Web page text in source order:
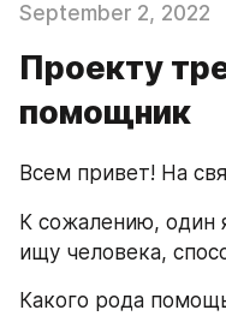
September 2, 2022
Проекту
помощник
Всем привет! На
К сожалению, один
ищу человека,
Какого рода